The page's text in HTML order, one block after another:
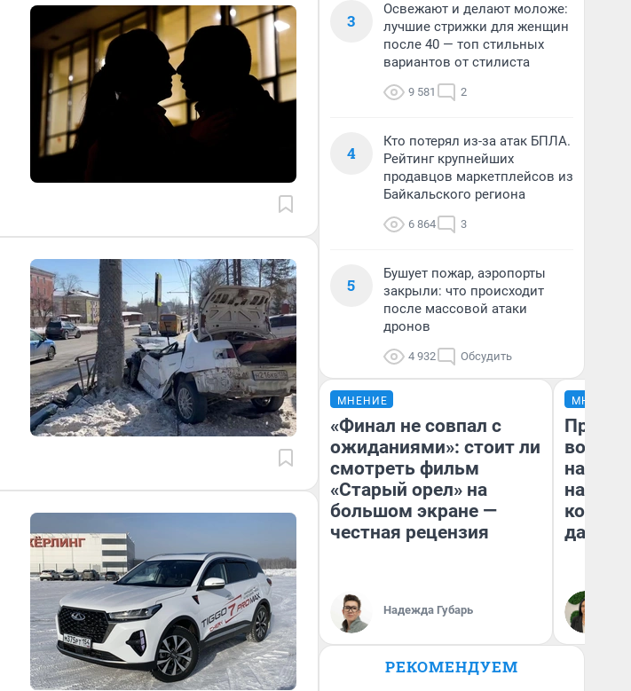
3
Освежают и делают моложе:
лучшие стрижки для женщин
после 40 — топ стильных
вариантов от стилиста
9 581 2
4
Кто потерял из-за атак БПЛА.
Рейтинг крупнейших
продавцов маркетплейсов из
Байкальского региона
6 864 3
5
Бушует пожар, аэропорты
закрыли: что происходит
после массовой атаки
дронов
4 932 Обсудить
МНЕНИЕ
«Финал не совпал с
ожиданиями»: стоит ли
смотреть фильм
«Старый орел» на
большом экране —
честная рецензия
Надежда Губарь
МНЕНИЕ
нам
даже
РЕКОМЕНДУЕМ